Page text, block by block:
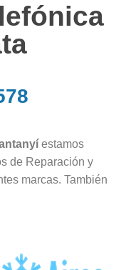
estamos
de Reparación y
marcas. También